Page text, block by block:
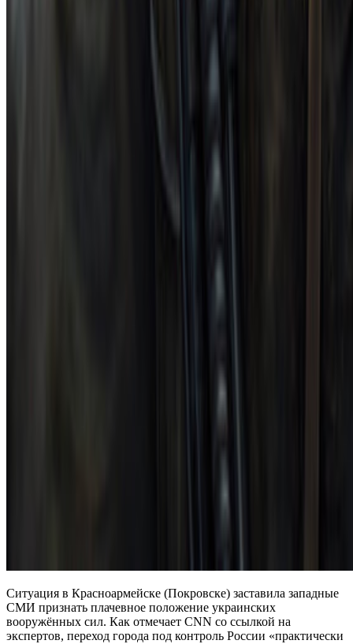
Ситуация в Красноармейске (Покровске) заставила западные
СМИ признать плачевное положение украинских
вооружённых сил. Как отмечает CNN со ссылкой на
экспертов, переход города под контроль России «практически